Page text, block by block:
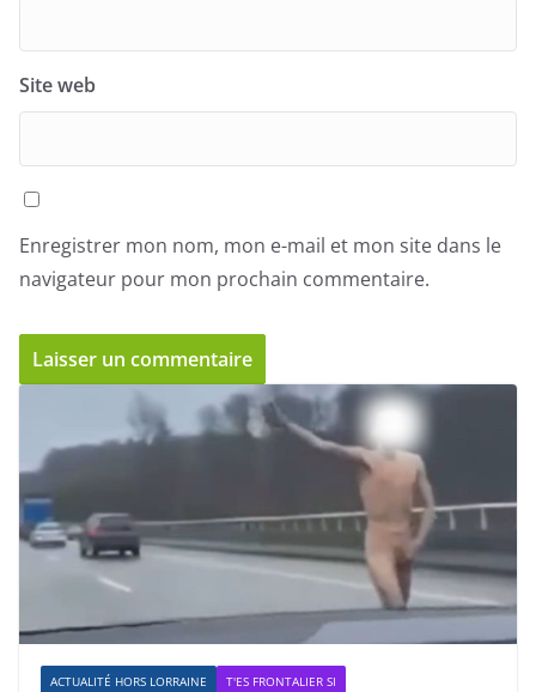
Site web
Enregistrer mon nom, mon e-mail et mon site dans le
navigateur pour mon prochain commentaire.
ACTUALITÉ HORS LORRAINE T'ES FRONTALIER SI